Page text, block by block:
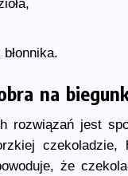
na
rozwiązań jest
że